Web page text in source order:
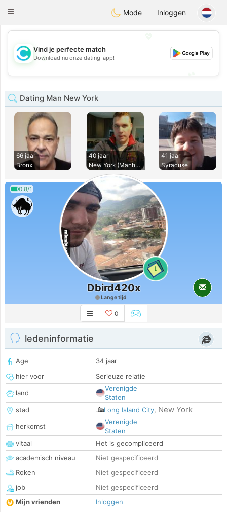
olombiaCitas
Toggle
Mode Inloggen
💖
💕
Vind je perfecte match
Download nu onze dating-app!
Dating Man New York
66 jaar
Bronx
40 jaar
New York (Manhatta
41 jaar
Syracuse
0.8/1
1
Dbird420x
Lange tijd
0
ledeninformatie
Age
34 jaar
hier voor
Serieuze relatie
land
Verenigde
Staten
stad
Long Island City, New York
herkomst
Verenigde
Staten
vitaal
Het is gecompliceerd
academisch niveau
Niet gespecificeerd
Roken
Niet gespecificeerd
job
Niet gespecificeerd
Mijn vrienden
Inloggen